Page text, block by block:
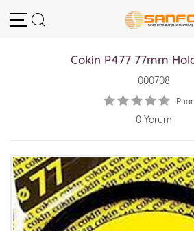
Cokin P477 77mm
000708
0 Yorum